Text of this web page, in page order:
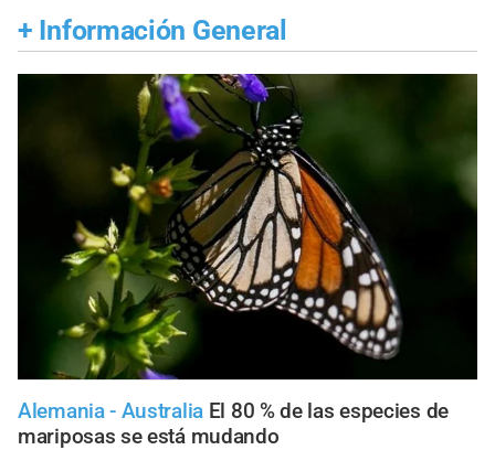
+ Información General
Alemania - Australia El 80 % de las especies de
mariposas se está mudando